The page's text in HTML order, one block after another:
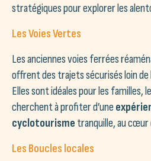
stratégiques pour explorer les
Les Voies Vertes
Les anciennes voies ferrées
offrent des trajets sécurisés loin
Elles sont idéales pour les familles,
cherchent à profiter d’une
cyclotourisme tranquille, au cœur
Les Boucles locales